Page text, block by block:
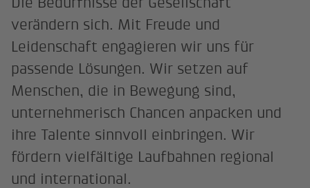
verändern sich. Mit Freude und
Leidenschaft engagieren wir uns für
passende Lösungen. Wir setzen auf
Menschen, die in Bewegung sind,
unternehmerisch Chancen anpacken und
ihre Talente sinnvoll einbringen. Wir
fördern vielfältige Laufbahnen regional
und international.